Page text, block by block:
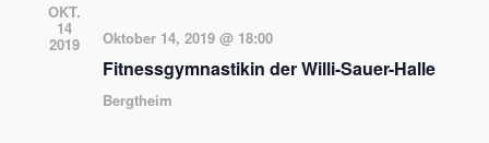
OKT.
14
2019 Oktober 14, 2019 @ 18:00
Fitnessgymnastikin der Willi-Sauer-Halle
Bergtheim